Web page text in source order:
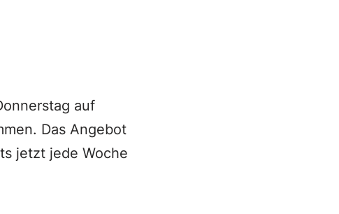
auf
Das Angebot
jetzt jede Woche